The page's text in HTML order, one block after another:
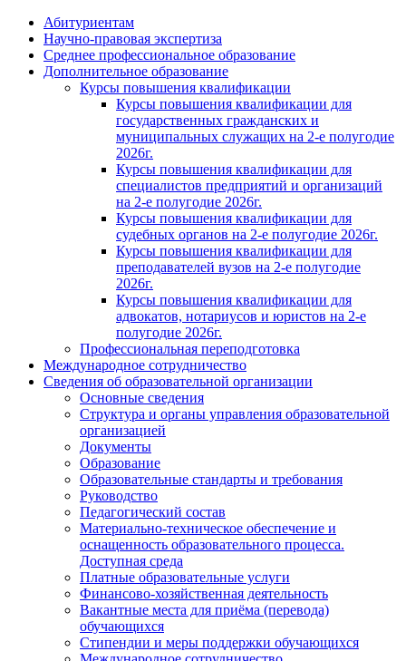
Абитуриентам
Научно-правовая экспертиза
Cреднее профессиональное образование
Дополнительное образование
Курсы повышения квалификации
Курсы повышения квалификации для
государственных гражданских и
муниципальных служащих на 2-е полугодие
2026г.
Курсы повышения квалификации для
специалистов предприятий и организаций
на 2-е полугодие 2026г.
Курсы повышения квалификации для
судебных органов на 2-е полугодие 2026г.
Курсы повышения квалификации для
преподавателей вузов на 2-е полугодие
2026г.
Курсы повышения квалификации для
адвокатов, нотариусов и юристов на 2-е
полугодие 2026г.
Профессиональная переподготовка
Международное сотрудничество
Сведения об образовательной организации
Основные сведения
Структура и органы управления образовательной
организацией
Документы
Образование
Образовательные стандарты и требования
Руководство
Педагогический состав
Материально-техническое обеспечение и
оснащенность образовательного процесса.
Доступная среда
Платные образовательные услуги
Финансово-хозяйственная деятельность
Вакантные места для приёма (перевода)
обучающихся
Стипендии и меры поддержки обучающихся